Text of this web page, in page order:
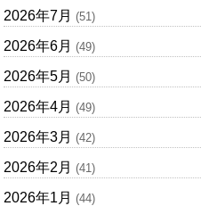
2026年7月 (51)
2026年6月 (49)
2026年5月 (50)
2026年4月 (49)
2026年3月 (42)
2026年2月 (41)
2026年1月 (44)